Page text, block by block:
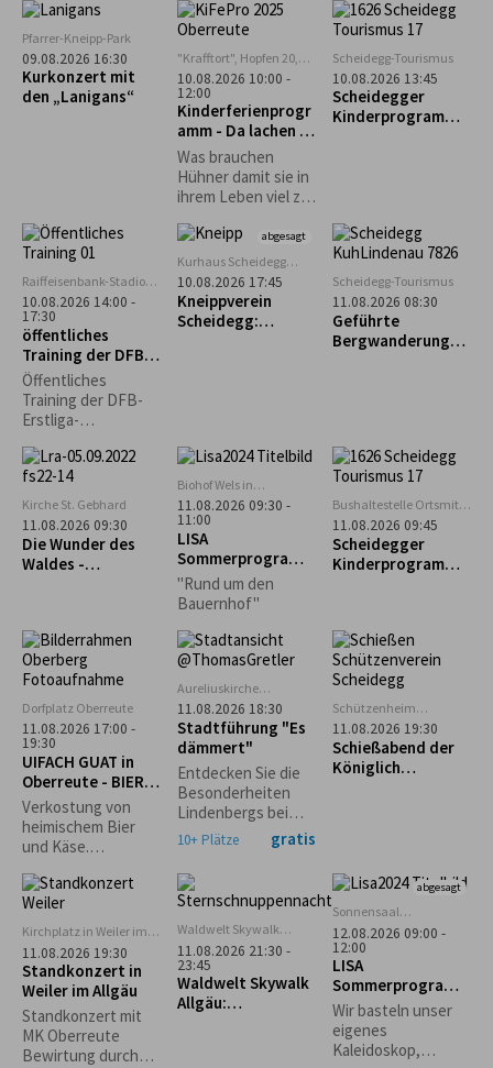
wie entstehen
Strohhüte? Warum
gibt es einen
Haifisch im
Museum?
Gebrüder Grimm
Pfarrer-Kneipp-Park
09.08.2026 16:30
Kurkonzert mit
den „Lanigans“
"Krafftort", Hopfen 20,
88167 Stiefenhofen
10.08.2026 10:00 -
12:00
Kinderferienprogr
amm - Da lachen ja
die Hühner
Was brauchen
Hühner damit sie in
ihrem Leben viel zu
ein fröhliches
Hühnerleben
führen können? Das
und vieles mehr,
erfahrt ihr an
diesem Nachmittag.
Scheidegg-Tourismus
10.08.2026 13:45
Scheidegger
Kinderprogramm:
Raiffeisenbank-Stadion
in Weiler im Allgäu
10.08.2026 14:00 -
17:30
öffentliches
Training der DFB-
Erstliga-
Schiedsrichter
Öffentliches
Training der DFB-
Erstliga-
Bewirtung
abgesagt
Kurhaus Scheidegg
Mehrzweckraum im UG
10.08.2026 17:45
Kneippverein
Scheidegg:
Scheidegg-Tourismus
11.08.2026 08:30
Geführte
Bergwanderung
Kirche St. Gebhard
11.08.2026 09:30
Die Wunder des
Waldes -
Biohof Wels in
Oberthalhofen
11.08.2026 09:30 -
11:00
LISA
Sommerprogramm
: Hofeinblicke
"Rund um den
Bauernhof"
Bushaltestelle Ortsmitte
Scheidegg
11.08.2026 09:45
Scheidegger
Kinderprogramm:
Heim in Scheffau
Dorfplatz Oberreute
11.08.2026 17:00 -
19:30
UIFACH GUAT in
Oberreute - BIER &
KÄSE
Verkostung von
heimischem Bier
und Käse.
erforderlich.
Aureliuskirche
Lindenberg
11.08.2026 18:30
Stadtführung "Es
dämmert"
Entdecken Sie die
Besonderheiten
Lindenbergs bei
einem abendlichen
Spaziergang durch
die
Stadtgeschichte
unter kundiger
Führung.
10+ Plätze gratis
Schützenheim
Scheidegg
(ehem. Lokschuppen)
11.08.2026 19:30
Schießabend der
Königlich
Kirchplatz in Weiler im
Allgäu
11.08.2026 19:30
Standkonzert in
Weiler im Allgäu
Standkonzert mit
MK Oberreute
Bewirtung durch
Waldwelt Skywalk
Allgäu, Scheidegg
11.08.2026 21:30 -
23:45
Waldwelt Skywalk
Allgäu:
abgesagt
Sonnensaal
Stiefenhofen
12.08.2026 09:00 -
12:00
LISA
Sommerprogramm
: Kreativ mit
Naturmaterialien
Wir basteln unser
eigenes
Kaleidoskop,